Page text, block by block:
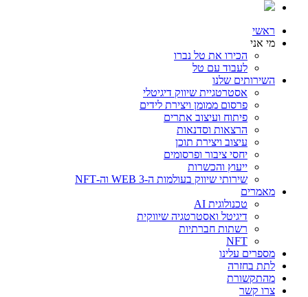
ראשי
מי אני
הכירו את טל נברו
לעבוד עם טל
השירותים שלנו
אסטרטגיית שיווק דיגיטלי
פרסום ממומן ויצירת לידים
פיתוח ועיצוב אתרים
הרצאות וסדנאות
עיצוב ויצירת תוכן
יחסי ציבור ופרסומים
ייעוץ והכשרות
שירותי שיווק בעולמות ה-WEB 3 וה-NFT
מאמרים
טכנולוגית AI
דיגיטל ואסטרטגיה שיווקית
רשתות חברתיות
NFT
מספרים עלינו
לתת בחזרה
מהתקשורת
צרו קשר